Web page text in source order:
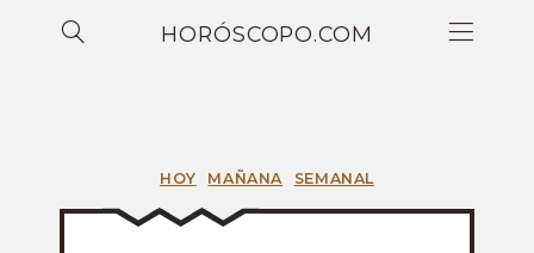
HORÓSCOPO.COM
HOY MAÑANA SEMANAL